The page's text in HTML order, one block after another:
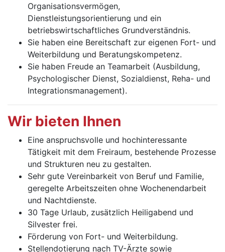
Organisationsvermögen,
Dienstleistungsorientierung und ein
betriebswirtschaftliches Grundverständnis.
Sie haben eine Bereitschaft zur eigenen Fort- und
Weiter­bildung und Beratungskompetenz.
Sie haben Freude an Teamarbeit (Ausbildung,
Psychologischer Dienst, Sozialdienst, Reha- und
Integrationsmanagement).
Wir bieten Ihnen
Eine anspruchsvolle und hochinteressante
Tätigkeit mit dem Freiraum, bestehende Prozesse
und Strukturen neu zu gestalten.
Sehr gute Vereinbarkeit von Beruf und Familie,
geregelte Arbeitszeiten ohne Wochenendarbeit
und Nachtdienste.
30 Tage Urlaub, zusätzlich Heiligabend und
Silvester frei.
Förderung von Fort- und Weiterbildung.
Stellendotierung nach TV-Ärzte sowie